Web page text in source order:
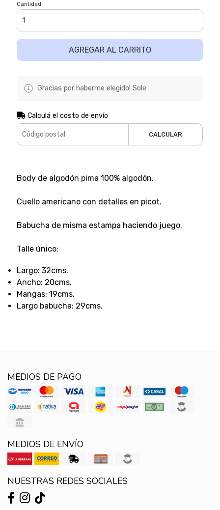
Cantidad
AGREGAR AL CARRITO
Gracias por haberme elegido! Sole
Calculá el costo de envío
CALCULAR
Body de algodón pima 100% algodón.
Cuello americano con detalles en picot.
Babucha de misma estampa haciendo juego.
Talle único:
Largo: 32cms.
Ancho: 20cms.
Mangas: 19cms.
Largo babucha: 29cms.
MEDIOS DE PAGO
MEDIOS DE ENVÍO
NUESTRAS REDES SOCIALES